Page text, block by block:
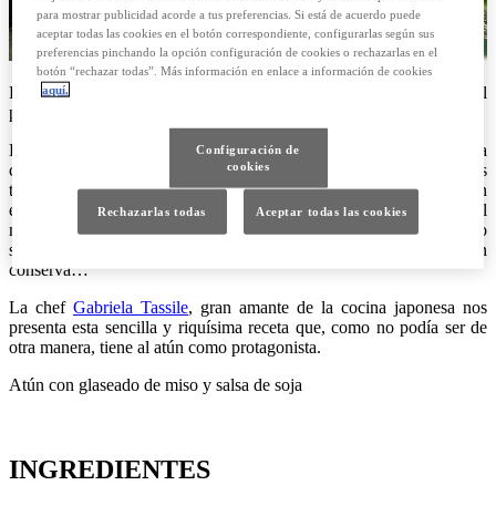
La chef Gabriela Tassile comparte una deliciosa receta hecha con el
pescado preferido de Japón.
El pescado, después del arroz, es el elemento más importante de la
cultura alimentaria nipona. Y, de todos los pescados, los japoneses
tienen un claro favorito: el atún, prueba de ello es que consumen
entre el 70-80% del atún rojo que se comercializa anualmente en el
mundo. La mayoría de las veces, lo comen crudo, en sushi o
sashimi, aunque también les gusta a la plancha, frito, asado, en
conserva…
La chef Gabriela Tassile, gran amante de la cocina japonesa nos
presenta esta sencilla y riquísima receta que, como no podía ser de
otra manera, tiene al atún como protagonista.
Atún con glaseado de miso y salsa de soja
INGREDIENTES
para mostrar publicidad acorde a tus preferencias. Si está de acuerdo puede
aceptar todas las cookies en el botón correspondiente, configurarlas según sus
preferencias pinchando la opción configuración de cookies o rechazarlas en el
botón “rechazar todas”. Más información en enlace a información de cookies
aquí.
Configuración de
cookies
Rechazarlas todas Aceptar todas las cookies